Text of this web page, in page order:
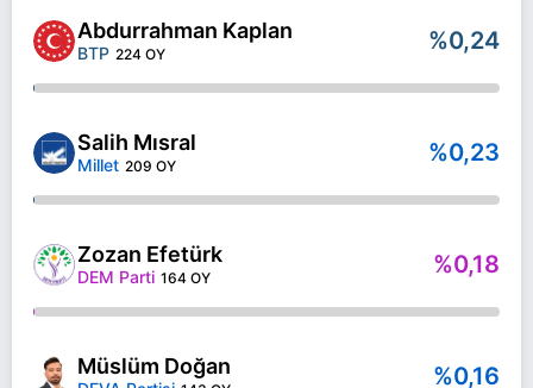
Abdurrahman Kaplan
BTP 224 OY %0,24
Salih Mısral
Millet 209 OY %0,23
Zozan Efetürk
DEM Parti 164 OY %0,18
Müslüm Doğan %0,16